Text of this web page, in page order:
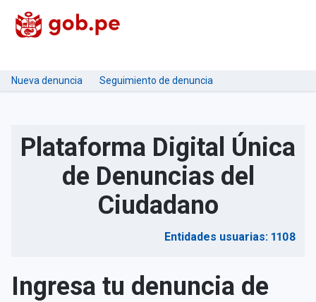
Nueva denuncia Seguimiento de denuncia
Plataforma Digital Única
de Denuncias del
Ciudadano
Entidades usuarias: 1108
Ingresa tu denuncia de